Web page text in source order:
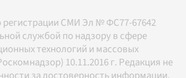
регистрации СМИ Эл № ФС77-67642
службой по надзору в сфере
технологий и массовых
10.11.2016 г. Редакция не